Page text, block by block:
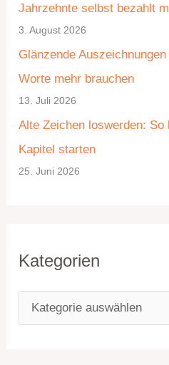
Jahrzehnte selbst bezahlt
3. August 2026
Glänzende
Worte mehr brauchen
13. Juli 2026
Alte Zeichen loswerden: So
Kapitel starten
25. Juni 2026
Kategorien
g
o
r
i
i
v